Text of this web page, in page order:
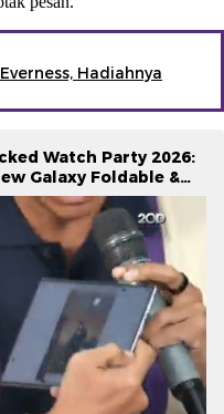
Hadiahnya
Watch Party 2026:
Galaxy Foldable &